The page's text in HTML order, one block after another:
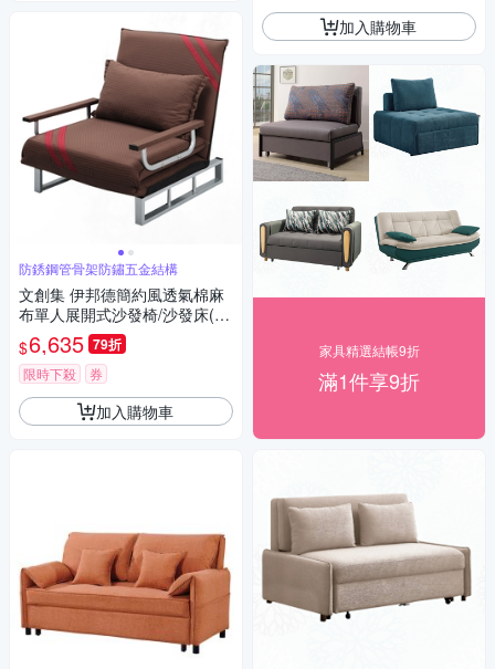
防銹鋼管骨架防鏽五金結構
文創集 伊邦德簡約風透氣棉麻
布單人展開式沙發椅/沙發床(二
色可選)-68x76x81cm免組
$6,635 79折
限時下殺 券
加入購物車
加入購物車
家具精選結帳9折
滿1件享9折